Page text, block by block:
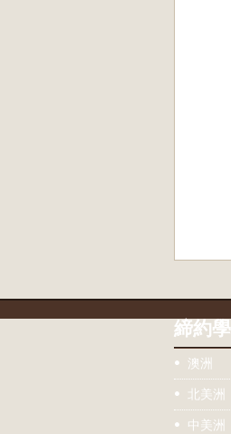
締約
澳洲
北美洲
中美洲